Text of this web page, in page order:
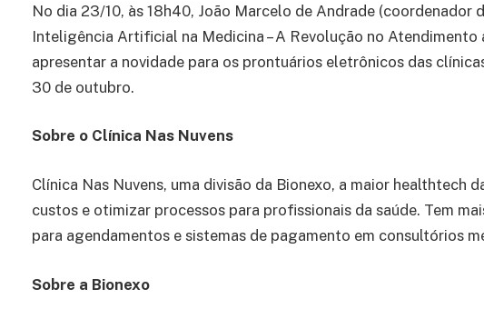
No dia 23/10, às 18h40, João Marcelo de Andrade (coordenador
Inteligência Artificial na Medicina – A Revolução no
apresentar a novidade para os prontuários eletrônicos das
30 de outubro.
Sobre o Clínica Nas Nuvens
Clínica Nas Nuvens, uma divisão da Bionexo, a maior healthtech
custos e otimizar processos para profissionais da saúde. Tem
para agendamentos e sistemas de pagamento em consultórios
Sobre a Bionexo